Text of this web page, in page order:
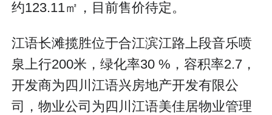
约123.11㎡，目前售价待定。
江语长滩揽胜位于合江滨江路上段音乐喷
泉上行200米，绿化率30 %，容积率2.7，
开发商为四川江语兴房地产开发有限公
司，物业公司为四川江语美佳居物业管理